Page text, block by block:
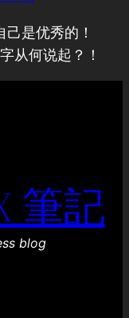
是优秀的！
从何说起？！
筆記
blog